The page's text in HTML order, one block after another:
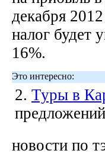
декабря
налог будет
16%.
Это интересно:
2. Туры в
новости по